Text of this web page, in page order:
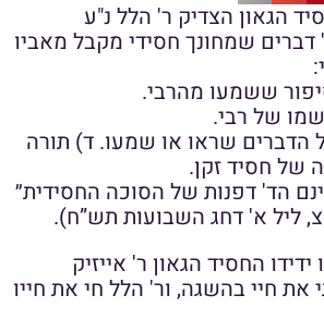
הגאון הצדיק ר' הלל נ"ע
שמחונך חסידי מקבל מאביו
ששמעו מהרבי.
של רבי.
הדברים שראו או שמעו. ד) תורה
של חסיד זקן.
הד' דפנות של הסוכה החסידית״
ליל א' דחג השבועות תש”ח).
החסיד הגאון ר' אייזיק
את חיי בהשגה, ור' הלל חי את חייו